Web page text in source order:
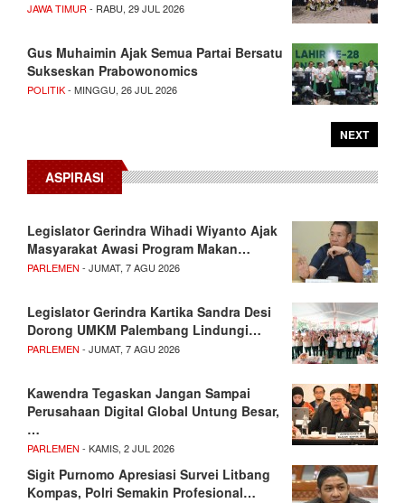
JAWA TIMUR - RABU, 29 JUL 2026
Gus Muhaimin Ajak Semua Partai Bersatu
Sukseskan Prabowonomics
POLITIK- MINGGU, 26 JUL 2026
NEXT
ASPIRASI
Legislator Gerindra Wihadi Wiyanto Ajak
Masyarakat Awasi Program Makan…
PARLEMEN - JUMAT, 7 AGU 2026
Legislator Gerindra Kartika Sandra Desi
Dorong UMKM Palembang Lindungi…
PARLEMEN - JUMAT, 7 AGU 2026
Kawendra Tegaskan Jangan Sampai
Perusahaan Digital Global Untung Besar,
…
PARLEMEN - KAMIS, 2 JUL 2026
Sigit Purnomo Apresiasi Survei Litbang
Kompas, Polri Semakin Profesional…